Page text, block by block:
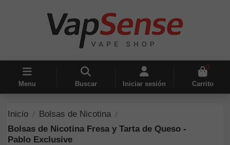
Menu Buscar Iniciar sesión
0
Carrito
Inicio
Bolsas de Nicotina
Bolsas de Nicotina Fresa y Tarta de Queso -
Pablo Exclusive